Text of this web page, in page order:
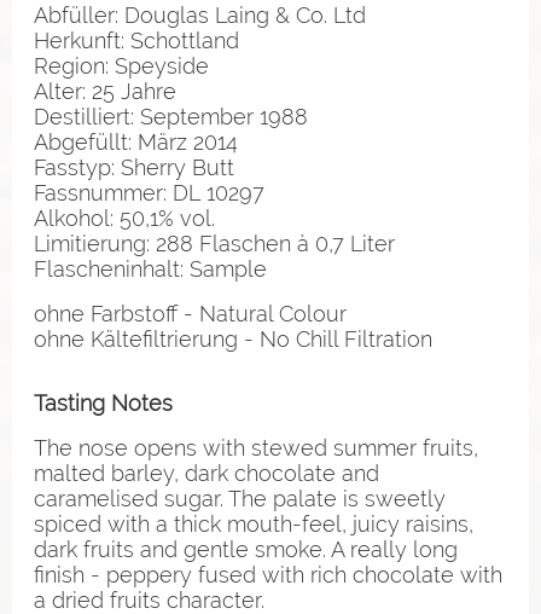
Abfüller: Douglas Laing & Co. Ltd
Herkunft: Schottland
Region: Speyside
Alter: 25 Jahre
Destilliert: September 1988
Abgefüllt: März 2014
Fasstyp: Sherry Butt
Fassnummer: DL 10297
Alkohol: 50,1% vol.
Limitierung: 288 Flaschen à 0,7 Liter
Flascheninhalt: Sample
ohne Farbstoff - Natural Colour
ohne Kältefiltrierung - No Chill Filtration
Tasting Notes
The nose opens with stewed summer fruits,
malted barley, dark chocolate and
caramelised sugar. The palate is sweetly
spiced with a thick mouth-feel, juicy raisins,
dark fruits and gentle smoke. A really long
finish - peppery fused with rich chocolate with
a dried fruits character.